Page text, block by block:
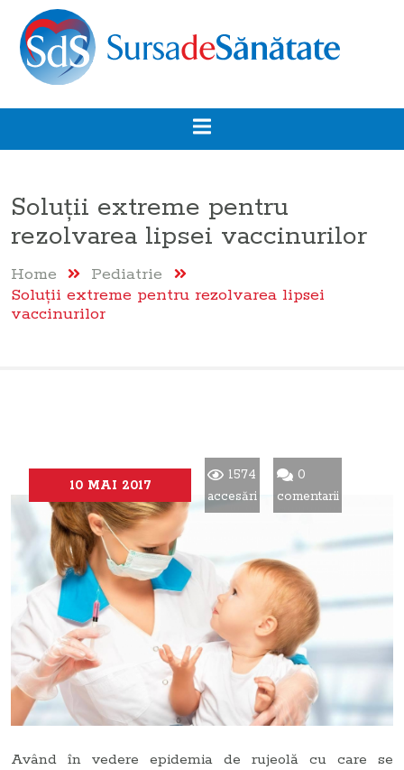
Soluţii extreme pentru
rezolvarea lipsei vaccinurilor
Home
Pediatrie
Soluţii extreme pentru rezolvarea lipsei
vaccinurilor
10 MAI 2017
1574
accesări
0
comentarii
Având în vedere epidemia de rujeolă cu care se